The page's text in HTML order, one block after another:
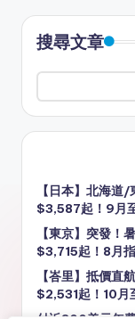
搜尋文章
【日本】北海道
$3,587起！9月
【東京】突發
$3,715起！8月
【峇里】抵價直
$2,531起！10月